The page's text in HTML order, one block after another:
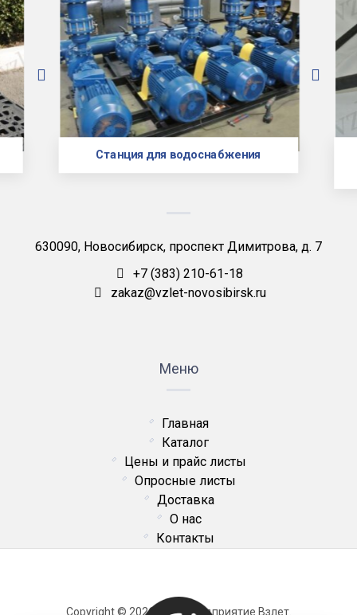
Станция для водоснабжения
630090, Новосибирск, проспект Димитрова, д. 7
+7 (383) 210-61-18
zakaz@vzlet-novosibirsk.ru
Меню
Главная
Каталог
Цены и прайс листы
Опросные листы
Доставка
О нас
Контакты
Copyright © 2026 ОДО Предприятие Взлет.